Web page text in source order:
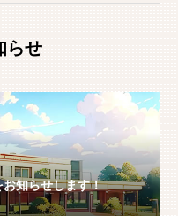
らせ
知らせします！